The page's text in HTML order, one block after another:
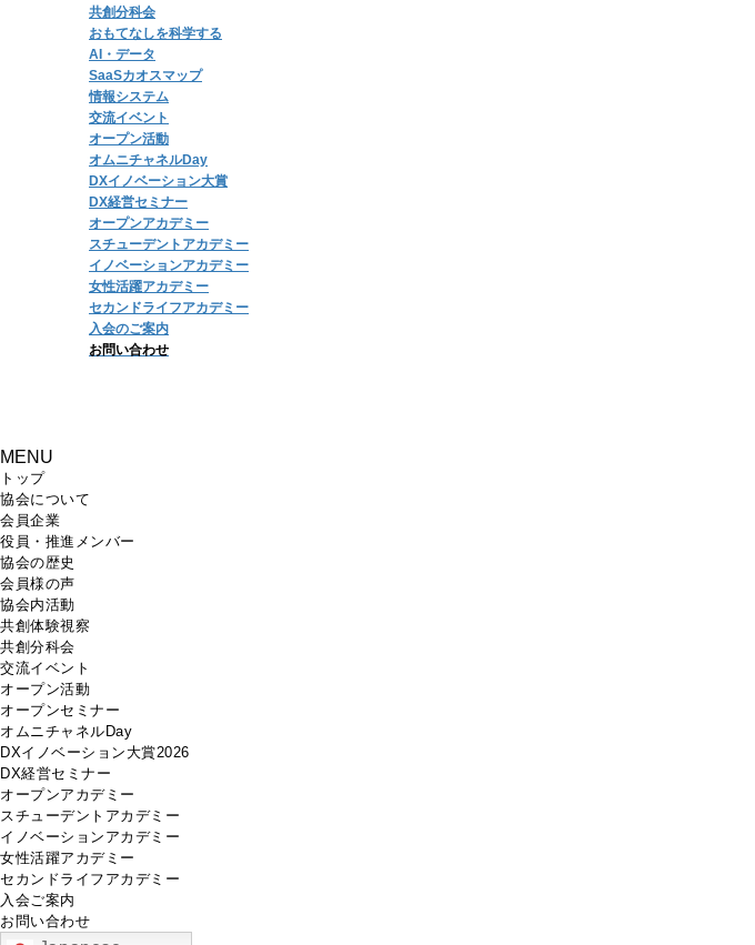
共創分科会
おもてなしを科学する
AI・データ
SaaSカオスマップ
情報システム
交流イベント
オープン活動
オムニチャネルDay
DXイノベーション大賞
DX経営セミナー
オープンアカデミー
スチューデントアカデミー
イノベーションアカデミー
女性活躍アカデミー
セカンドライフアカデミー
入会のご案内
お問い合わせ
MENU
トップ
協会について
会員企業
役員・推進メンバー
協会の歴史
会員様の声
協会内活動
共創体験視察
共創分科会
交流イベント
オープン活動
オープンセミナー
オムニチャネルDay
DXイノベーション大賞2026
DX経営セミナー
オープンアカデミー
スチューデントアカデミー
イノベーションアカデミー
女性活躍アカデミー
セカンドライフアカデミー
入会ご案内
お問い合わせ